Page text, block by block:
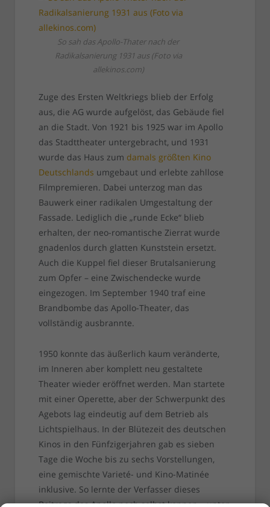
So sah das Apollo-Thater nach der
Radikalsanierung 1931 aus (Foto via
allekinos.com)
Zuge des Ersten Weltkriegs blieb der Erfolg
aus, die AG wurde aufgelöst, das Gebäude fiel
an die Stadt. Von 1921 bis 1925 war im Apollo
das Stadttheater untergebracht, und 1931
wurde das Haus zum damals größten Kino
Deutschlands umgebaut und erlebte zahllose
Filmpremieren. Dabei unterzog man das
Bauwerk einer radikalen Umgestaltung der
Fassade. Lediglich die „runde Ecke“ blieb
erhalten, der neo-romantische Zierrat wurde
gnadenlos durch glatten Kunststein ersetzt.
Auch die Kuppel fiel dieser Brutalsanierung
zum Opfer – eine Zwischendecke wurde
eingezogen. Im September 1940 traf eine
Brandbombe das Apollo-Theater, das
vollständig ausbrannte.
1950 konnte das äußerlich kaum veränderte,
im Inneren aber komplett neu gestaltete
Theater wieder eröffnet werden. Man startete
mit einer Operette, aber der Schwerpunkt des
Agebots lag eindeutig auf dem Betrieb als
Lichtspielhaus. In der Blütezeit des deutschen
Kinos in den Fünfzigerjahren gab es sieben
Tage die Woche bis zu sechs Vorstellungen,
eine gemischte Varieté- und Kino-Matinée
inklusive. So lernte der Verfasser dieses
Beitrags das Apollo noch selbst kennen – unter